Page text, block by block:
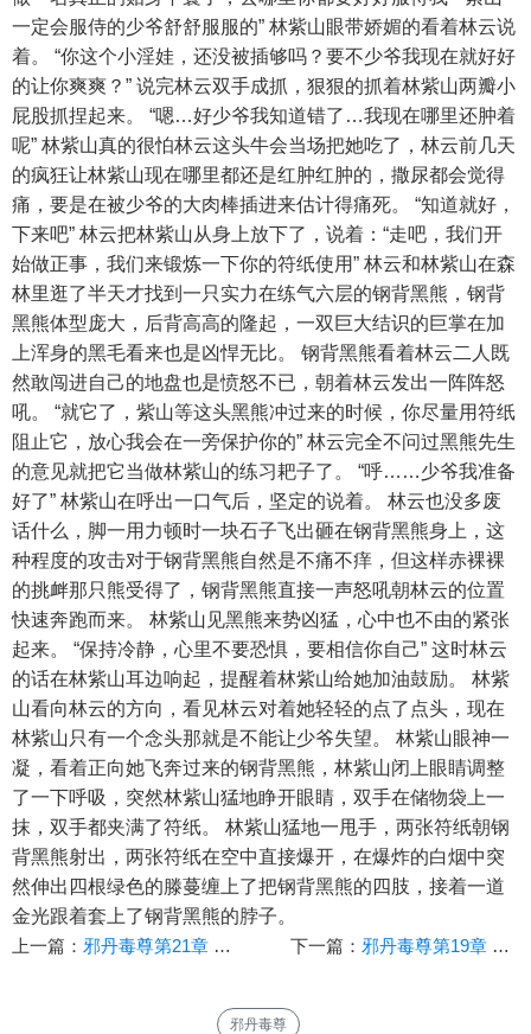
一定会服侍的少爷舒舒服服的” 林紫山眼带娇媚的看着林云说
着。 “你这个小淫娃，还没被插够吗？要不少爷我现在就好好
的让你爽爽？” 说完林云双手成抓，狠狠的抓着林紫山两瓣小
屁股抓捏起来。 “嗯…好少爷我知道错了…我现在哪里还肿着
呢” 林紫山真的很怕林云这头牛会当场把她吃了，林云前几天
的疯狂让林紫山现在哪里都还是红肿红肿的，撒尿都会觉得
痛，要是在被少爷的大肉棒插进来估计得痛死。 “知道就好，
下来吧” 林云把林紫山从身上放下了，说着：“走吧，我们开
始做正事，我们来锻炼一下你的符纸使用” 林云和林紫山在森
林里逛了半天才找到一只实力在练气六层的钢背黑熊，钢背
黑熊体型庞大，后背高高的隆起，一双巨大结识的巨掌在加
上浑身的黑毛看来也是凶悍无比。 钢背黑熊看着林云二人既
然敢闯进自己的地盘也是愤怒不已，朝着林云发出一阵阵怒
吼。 “就它了，紫山等这头黑熊冲过来的时候，你尽量用符纸
阻止它，放心我会在一旁保护你的” 林云完全不问过黑熊先生
的意见就把它当做林紫山的练习耙子了。 “呼……少爷我准备
好了” 林紫山在呼出一口气后，坚定的说着。 林云也没多废
话什么，脚一用力顿时一块石子飞出砸在钢背黑熊身上，这
种程度的攻击对于钢背黑熊自然是不痛不痒，但这样赤裸裸
的挑衅那只熊受得了，钢背黑熊直接一声怒吼朝林云的位置
快速奔跑而来。 林紫山见黑熊来势凶猛，心中也不由的紧张
起来。 “保持冷静，心里不要恐惧，要相信你自己” 这时林云
的话在林紫山耳边响起，提醒着林紫山给她加油鼓励。 林紫
山看向林云的方向，看见林云对着她轻轻的点了点头，现在
林紫山只有一个念头那就是不能让少爷失望。 林紫山眼神一
凝，看着正向她飞奔过来的钢背黑熊，林紫山闭上眼睛调整
了一下呼吸，突然林紫山猛地睁开眼睛，双手在储物袋上一
抹，双手都夹满了符纸。 林紫山猛地一甩手，两张符纸朝钢
背黑熊射出，两张符纸在空中直接爆开，在爆炸的白烟中突
然伸出四根绿色的滕蔓缠上了把钢背黑熊的四肢，接着一道
金光跟着套上了钢背黑熊的脖子。
上一篇： 邪丹毒尊第21章 山洞偷听 下一篇： 邪丹毒尊第19章 补充丹药
邪丹毒尊